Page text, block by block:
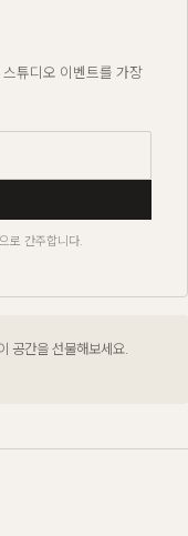
튜디오 이벤트를 가장
로 간주합니다.
공간을 선물해보세요.